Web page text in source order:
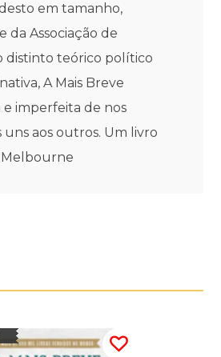
em tamanho,
Associação de
distinto teórico político
A Mais Breve
e imperfeita de nos
aos outros. Um livro
Melbourne